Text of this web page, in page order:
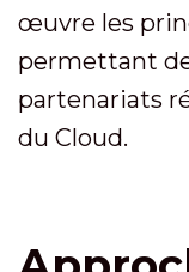
œuvre les
permettant
partenariats
du Cloud.